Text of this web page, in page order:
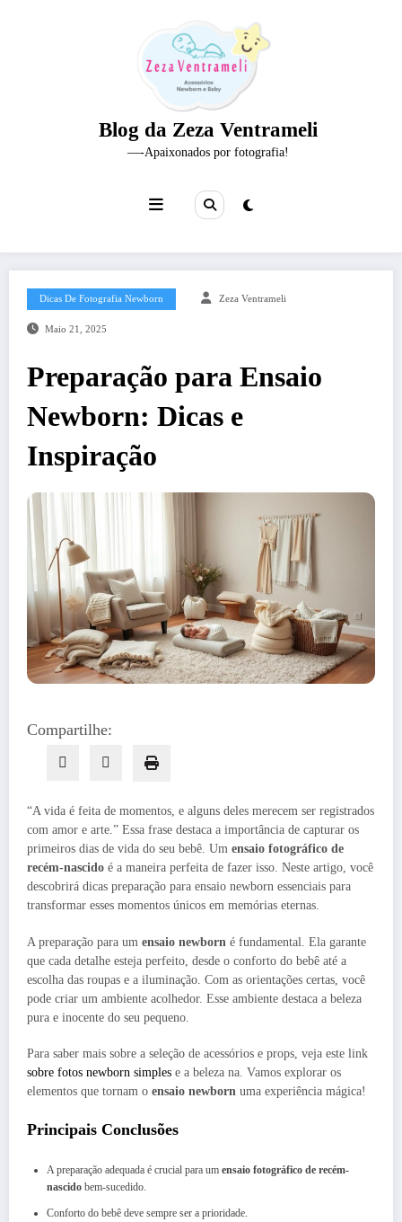
Blog da Zeza Ventrameli
—-Apaixonados por fotografia!
Dicas De Fotografia Newborn Zeza Ventrameli
Maio 21, 2025
Preparação para Ensaio
Newborn: Dicas e
Inspiração
Compartilhe:
“A vida é feita de momentos, e alguns deles merecem ser registrados
com amor e arte.” Essa frase destaca a importância de capturar os
primeiros dias de vida do seu bebê. Um ensaio fotográfico de
recém-nascido é a maneira perfeita de fazer isso. Neste artigo, você
descobrirá dicas preparação para ensaio newborn essenciais para
transformar esses momentos únicos em memórias eternas.
A preparação para um ensaio newborn é fundamental. Ela garante
que cada detalhe esteja perfeito, desde o conforto do bebê até a
escolha das roupas e a iluminação. Com as orientações certas, você
pode criar um ambiente acolhedor. Esse ambiente destaca a beleza
pura e inocente do seu pequeno.
Para saber mais sobre a seleção de acessórios e props, veja este link
sobre fotos newborn simples e a beleza na. Vamos explorar os
elementos que tornam o ensaio newborn uma experiência mágica!
Principais Conclusões
A preparação adequada é crucial para um ensaio fotográfico de recém-
nascido bem-sucedido.
Conforto do bebê deve sempre ser a prioridade.